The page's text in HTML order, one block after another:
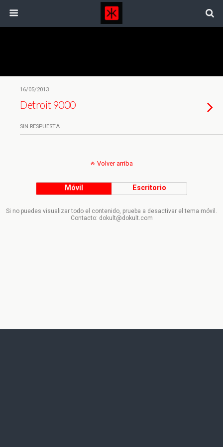
16/05/2013
Detroit 9000
SIN RESPUESTA
Volver arriba
Móvil Escritorio
Si no puedes visualizar todo el contenido, prueba a desactivar el tema móvil.
Contacto: dokult@dokult.com